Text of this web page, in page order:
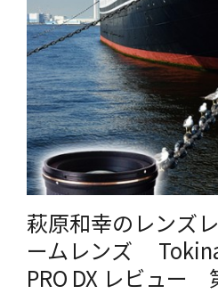
萩原和幸のレンズ
ームレンズ Tokina
PRO DX レビュー